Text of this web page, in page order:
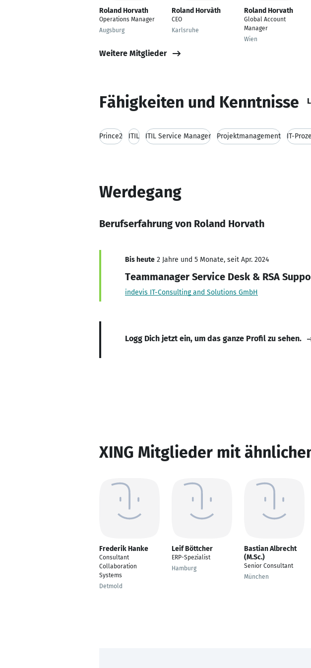
Roland Horvath
Operations Manager
Augsburg
Roland Horvàth
CEO
Karlsruhe
Roland Horvath
Global Account
Manager
Wien
Weitere Mitglieder
Fähigkeiten und Kenntnisse
Prince2 ITIL ITIL Service Manager Projektmanagement IT-
Werdegang
Berufserfahrung von Roland Horvath
Bis heute 2 Jahre und 5 Monate, seit Apr. 2024
Teammanager Service Desk & RSA
indevis IT-Consulting and Solutions GmbH
Logg Dich jetzt ein, um das ganze Profil zu sehen.
XING Mitglieder mit
Frederik Hanke
Consultant
Collaboration
Systems
Detmold
Leif Böttcher
ERP-Spezialist
Hamburg
Bastian Albrecht
(M.Sc.)
Senior Consultant
München